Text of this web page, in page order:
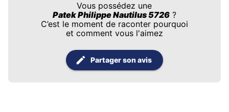
Vous possédez une
Patek Philippe Nautilus 5726?
C’est le moment de raconter pourquoi
et comment vous l'aimez
Partager son avis